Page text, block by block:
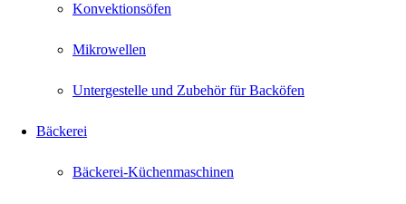
Konvektionsöfen
Mikrowellen
Untergestelle und Zubehör für Backöfen
Bäckerei
Bäckerei-Küchenmaschinen